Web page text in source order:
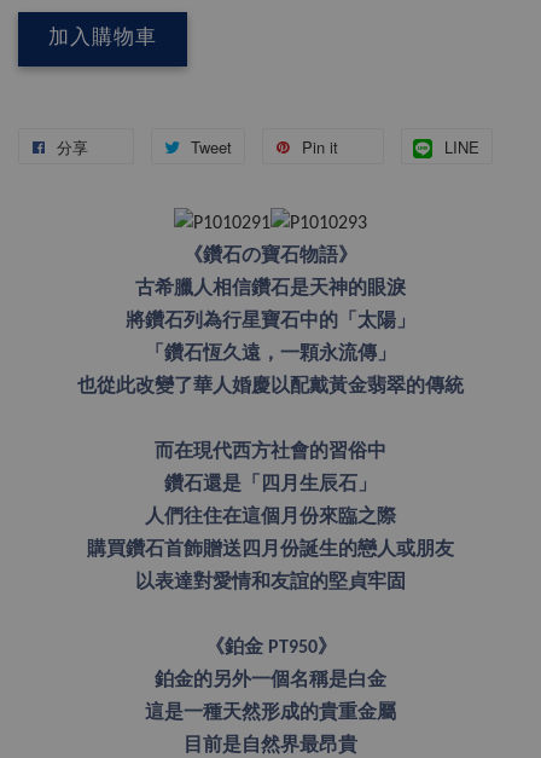
加入購物車
分享 Tweet Pin it LINE
《鑽石の寶石物語》
古希臘人相信鑽石是天神的眼淚
將鑽石列為行星寶石中的「太陽」
「鑽石恆久遠，一顆永流傳」
也從此改變了華人婚慶以配戴黃金翡翠的傳統
而在現代西方社會的習俗中
鑽石還是「四月生辰石」
人們往住在這個月份來臨之際
購買鑽石首飾贈送四月份誕生的戀人或朋友
以表達對愛情和友誼的堅貞牢固
《鉑金 PT950》
鉑金的另外一個名稱是白金
這是一種天然形成的貴重金屬
目前是自然界最昂貴